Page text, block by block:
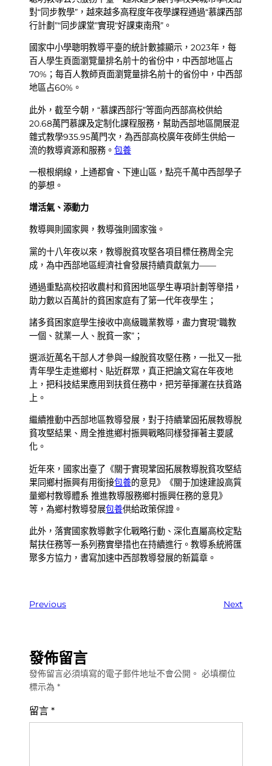
對“同步教學”，越來越多高程度年夜學課程通過“慕課西部
行計劃”“同步課堂”實現“好課東南飛”。
國家中小學聰明教導平臺的統計數據顯示，2023年，每
百人學生頁面瀏覽量排名前十的省份中，中西部地區占
70%；每百人教師頁面瀏覽量排名前十的省份中，中西部
地區占60%。
此外，截至今朝，“慕課西部行”等面向西部高校供給
20.68萬門慕課及定制化課程服務，幫助西部地區開展混
雜式教學935.95萬門次，為西部高校廣年夜師生供給一
流的教導資源和服務。 包養
一根根網線，上通都會、下連山區，點亮千萬中西部學子
的夢想。
增活氣、添動力
教導興則國家興，教導強則國家強。
黨的十八年夜以來，教導脫貧攻堅各項目標任務周全完
成，為中西部地區經濟社會發展持續貢獻氣力——
通過重點高校招收農村和貧困地區學生專項計劃等舉措，
助力數以百萬計的貧困家庭有了第一代年夜學生；
諸多貧困家庭學生接收中高級職業教導，盡力實現“職教
一個、就業一人、脫貧一家”；
選派近萬名干部人才參與一線脫貧攻堅任務，一批又一批
青年學生走進鄉村、貼近群眾，真正把論文寫在年夜地
上，把科技結果應用到扶貧任務中，把芳華揮灑在扶貧路
上。
繼續推動中西部地區教導發展，對于持續鞏固拓展教導脫
貧攻堅結果、周全推進鄉村振興戰略同樣發揮著主要感
化。
近年來，國家出臺了《關于實現鞏固拓展教導脫貧攻堅結
果同鄉村振興有用銜接包養的意見》《關于加速建設高質
量鄉村教導體系 推進教導服務鄉村振興任務的意見》
等，為鄉村教導發展包養供給政策保證。
此外，落實國家教導數字化戰略行動、深化直屬高校定點
幫扶任務等一系列務實舉措也在持續進行。教導系統將匯
聚多方協力，書寫加速中西部教導發展的新篇章。
Previous Next
發佈留言
發佈留言必須填寫的電子郵件地址不會公開。 必填欄位
標示為 *
留言 *